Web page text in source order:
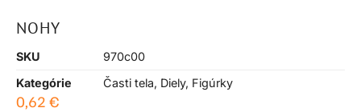
NOHY
SKU
970c00
Kategórie
Časti tela, Diely, Figúrky
0,62 €